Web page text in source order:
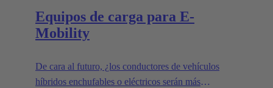
Equipos de carga para E-
Mobility
De cara al futuro, ¿los conductores de vehículos
híbridos enchufables o eléctricos serán más